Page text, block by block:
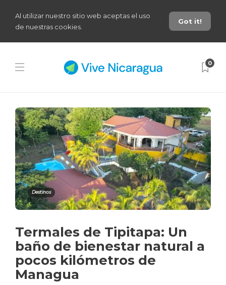
Al utilizar nuestro sitio web aceptas el uso
de nuestras cookies.
Got it!
0
Destinos
Termales de Tipitapa: Un
baño de bienestar natural a
pocos kilómetros de
Managua